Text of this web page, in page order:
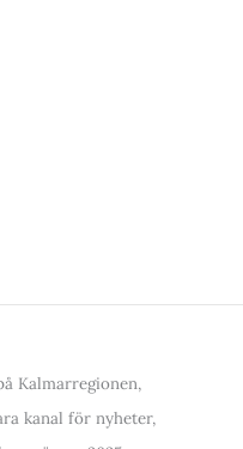
Kalmarregionen,
kanal för nyheter,